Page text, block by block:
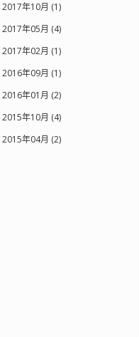
2017年10月 (1)
2017年05月 (4)
2017年02月 (1)
2016年09月 (1)
2016年01月 (2)
2015年10月 (4)
2015年04月 (2)